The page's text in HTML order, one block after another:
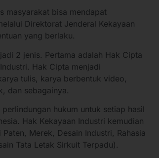
masyarakat bisa mendapat
Direktorat Jenderal Kekayaan
yang berlaku.
2 jenis. Pertama adalah Hak Cipta
Hak Cipta menjadi
tulis, karya berbentuk video,
dan sebagainya.
hukum untuk setiap hasil
Hak Kekayaan Industri kemudian
Merek, Desain Industri, Rahasia
Tata Letak Sirkuit Terpadu).